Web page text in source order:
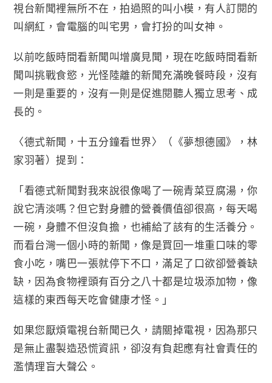
視台新聞裡無所不在，拍過照的叫小模，有人訂閱的
叫網紅，會電腦的叫宅男，會打扮的叫女神。
以前吃飯時間看新聞叫增廣見聞，現在吃飯時間看新
聞叫挑戰食慾，光怪陸離的新聞充滿晚餐時段，沒有
一則是重要的，沒有一則是促進閱聽人獨立思考、成
長的。
〈德式新聞，十五分鐘看世界〉（《夢想德國》，林
家羽著）提到：
「看德式新聞對我來說很像喝了一碗青菜豆腐湯，你
說它清淡嗎？但它對身體的營養價值卻很高，每天喝
一碗，身體不但沒負擔，也補給了該有的生活養分。
而看台灣一個小時的新聞，像是買回一堆重口味的零
食小吃，嘴巴一張就停下不口，滿足了口欲卻營養缺
缺，因為食物裡頭有百分之八十都是垃圾添加物，像
這樣的東西每天吃會健康才怪。」
如果您厭煩電視台新聞已久，請關掉電視，因為那只
是無止盡製造恐慌資訊，卻沒有負起應有社會責任的
濫情理盲大聲公。